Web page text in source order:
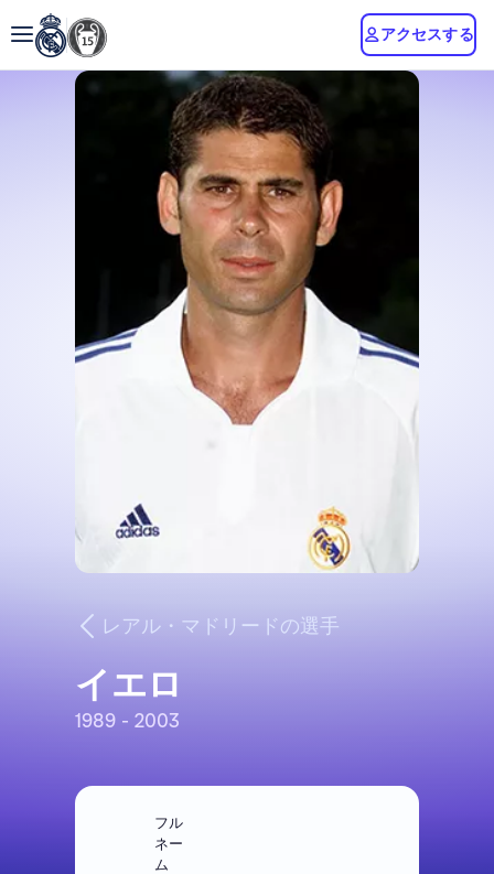
アクセスする
レアル・マドリードの選手
イエロ
1989 - 2003
フル
ネー
ム